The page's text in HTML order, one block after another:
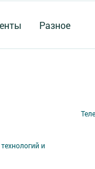
Разное
и